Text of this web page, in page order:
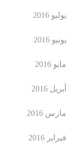
يوليو 2016
يونيو 2016
مايو 2016
أبريل 2016
مارس 2016
فبراير 2016